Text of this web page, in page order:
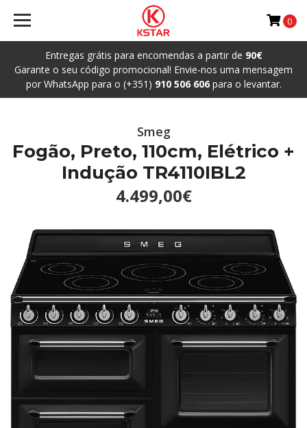
Entregas grátis para encomendas a partir de 90€
Garante o seu código promocional! Envie-nos uma mensagem
por WhatsApp para o (+351) 910 506 606para o levantar.
0
Smeg
Fogão, Preto, 110cm, Elétrico +
Indução TR4110IBL2
4.499,00€